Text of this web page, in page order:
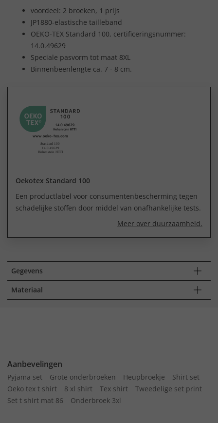
voordeel: 2 broeken, 1 prijs
JP1880-elastische tailleband
OEKO-TEX Standard 100, certificeringsnummer:
14.0.49629
Speciale pasvorm tot maat 8XL
Binnenbeenlengte ca. 7 - 8 cm.
Oekotex Standard 100
Een productlabel voor consumentenbescherming tegen
schadelijke stoffen door middel van onafhankelijke tests.
Meer over duurzaamheid.
Gegevens
Materiaal
Aanbevelingen
Pyjama set Grote onderbroeken Heupbroekje
Shirt set
Oeko tex t shirt
8 xl shirt Tex shirt
Tweedelige set print
Set t shirt mat 86
Onderbroek 3xl